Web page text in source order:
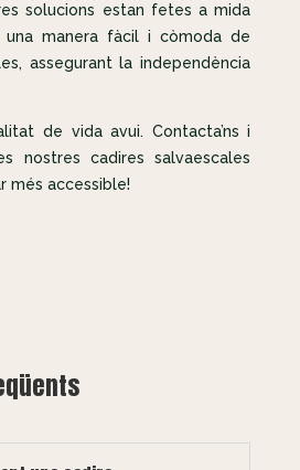
solucions estan fetes a mida
una manera fàcil i còmoda de
assegurant la independència
de vida avui. Contacta’ns i
nostres cadires salvaescales
més accessible!